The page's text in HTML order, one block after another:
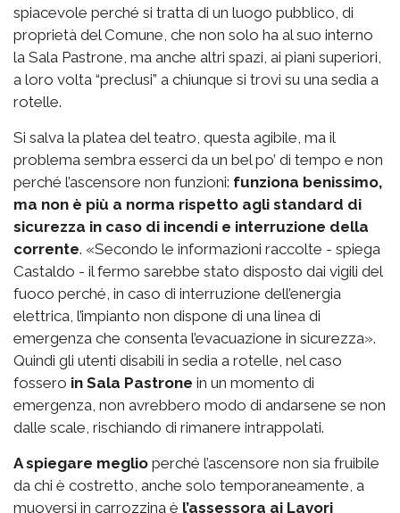
spiacevole perché si tratta di un luogo pubblico, di
proprietà del Comune, che non solo ha al suo interno
la Sala Pastrone, ma anche altri spazi, ai piani superiori,
a loro volta “preclusi” a chiunque si trovi su una sedia a
rotelle.
Si salva la platea del teatro, questa agibile, ma il
problema sembra esserci da un bel po’ di tempo e non
perché l’ascensore non funzioni: funziona benissimo,
ma non è più a norma rispetto agli standard di
sicurezza in caso di incendi e interruzione della
corrente. «Secondo le informazioni raccolte - spiega
Castaldo - il fermo sarebbe stato disposto dai vigili del
fuoco perché, in caso di interruzione dell’energia
elettrica, l’impianto non dispone di una linea di
emergenza che consenta l’evacuazione in sicurezza».
Quindi gli utenti disabili in sedia a rotelle, nel caso
fossero in Sala Pastrone in un momento di
emergenza, non avrebbero modo di andarsene se non
dalle scale, rischiando di rimanere intrappolati.
A spiegare meglio perché l’ascensore non sia fruibile
da chi è costretto, anche solo temporaneamente, a
muoversi in carrozzina è l’assessora ai Lavori